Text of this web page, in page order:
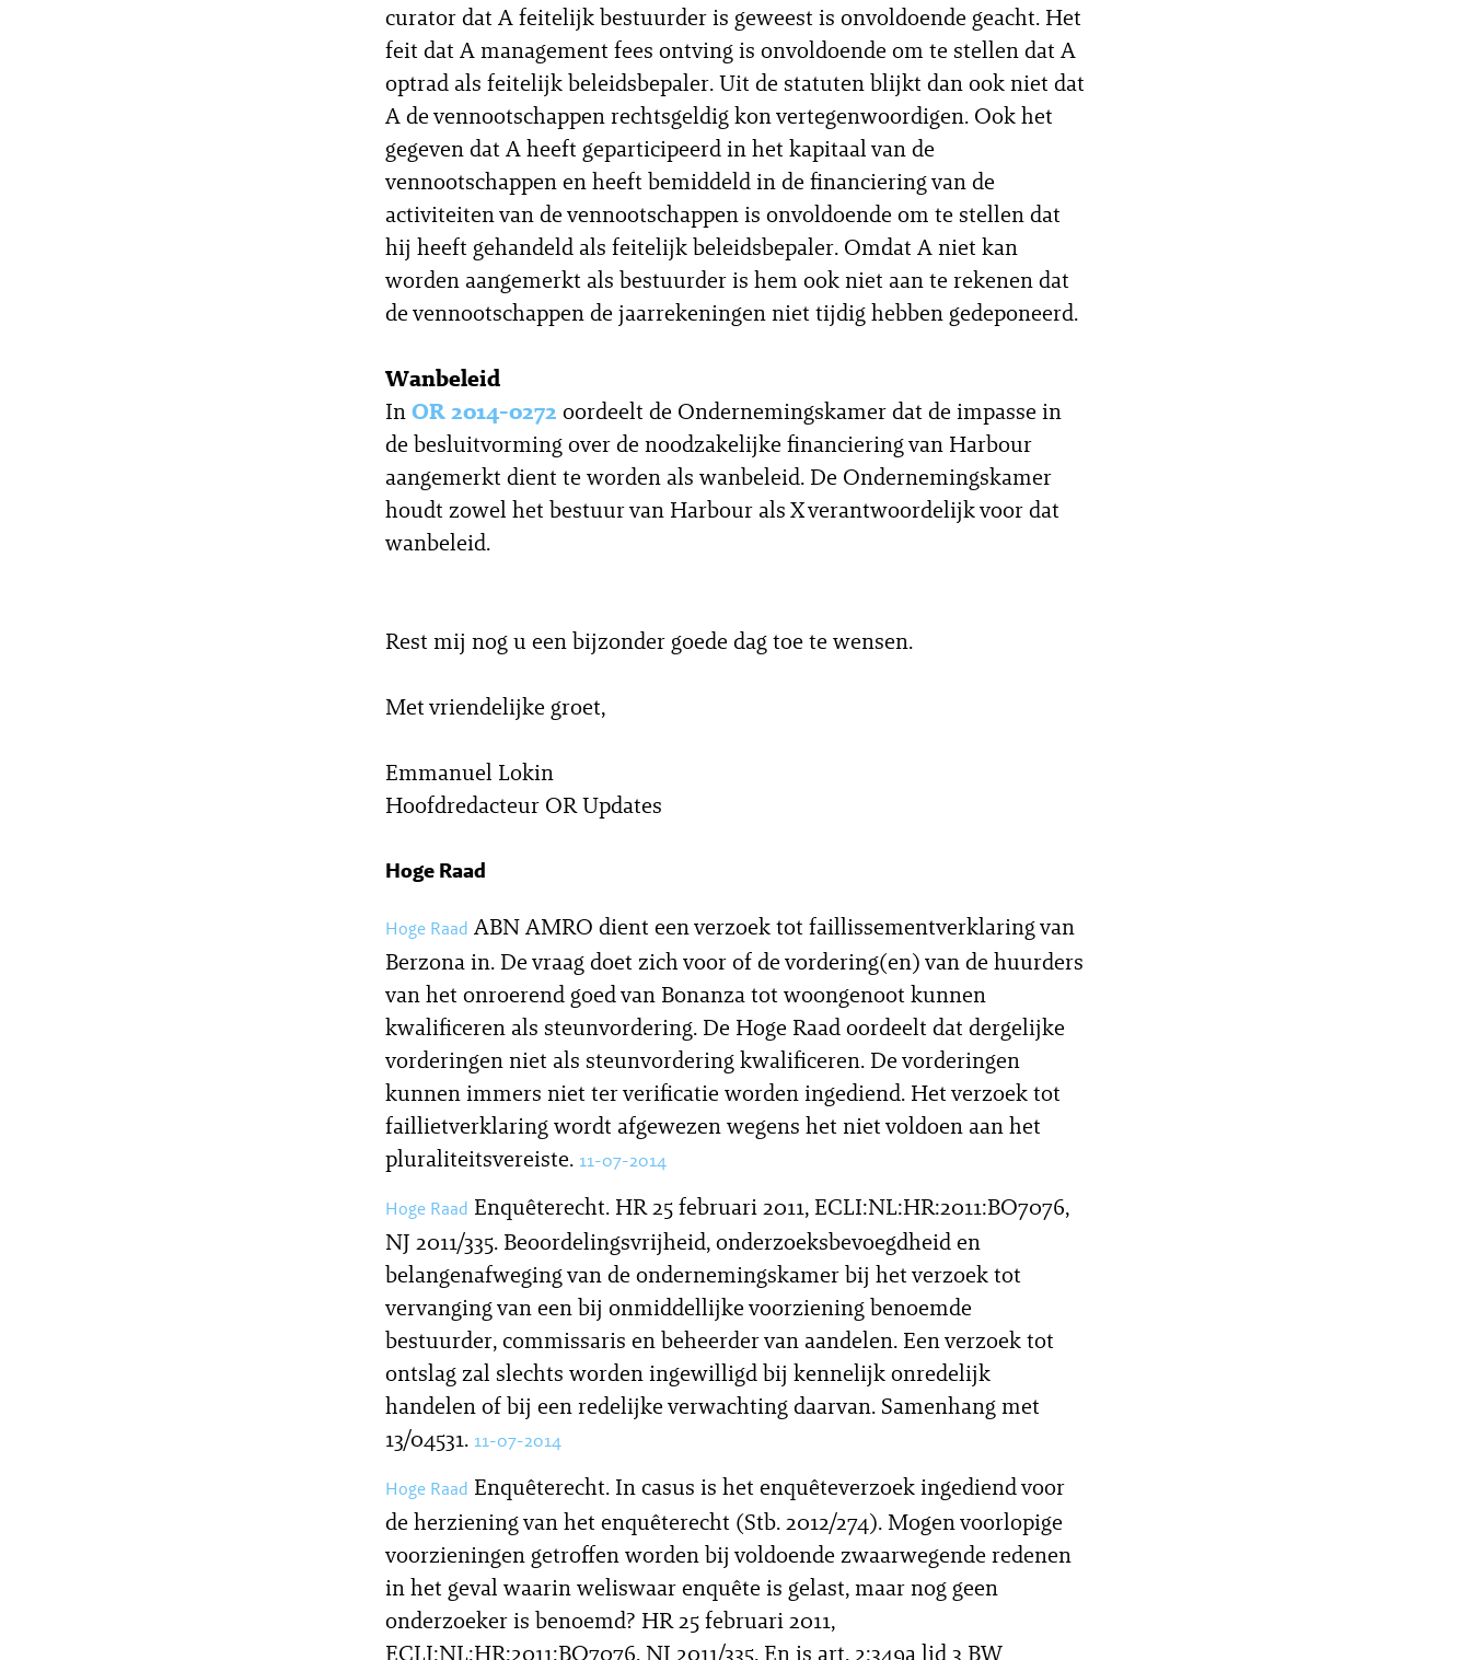
curator dat A feitelijk bestuurder is geweest is onvoldoende geacht. Het
feit dat A management fees ontving is onvoldoende om te stellen dat A
optrad als feitelijk beleidsbepaler. Uit de statuten blijkt dan ook niet dat
A de vennootschappen rechtsgeldig kon vertegenwoordigen. Ook het
gegeven dat A heeft geparticipeerd in het kapitaal van de
vennootschappen en heeft bemiddeld in de financiering van de
activiteiten van de vennootschappen is onvoldoende om te stellen dat
hij heeft gehandeld als feitelijk beleidsbepaler. Omdat A niet kan
worden aangemerkt als bestuurder is hem ook niet aan te rekenen dat
de vennootschappen de jaarrekeningen niet tijdig hebben gedeponeerd.
Wanbeleid
InOR 2014-0272 oordeelt de Ondernemingskamer dat de impasse in
de besluitvorming over de noodzakelijke financiering van Harbour
aangemerkt dient te worden als wanbeleid. De Ondernemingskamer
houdt zowel het bestuur van Harbour als X verantwoordelijk voor dat
wanbeleid.
Rest mij nog u een bijzonder goede dag toe te wensen.
Met vriendelijke groet,
Emmanuel Lokin
Hoofdredacteur OR Updates
Hoge Raad
Hoge Raad ABN AMRO dient een verzoek tot faillissementverklaring van
Berzona in. De vraag doet zich voor of de vordering(en) van de huurders
van het onroerend goed van Bonanza tot woongenoot kunnen
kwalificeren als steunvordering. De Hoge Raad oordeelt dat dergelijke
vorderingen niet als steunvordering kwalificeren. De vorderingen
kunnen immers niet ter verificatie worden ingediend. Het verzoek tot
faillietverklaring wordt afgewezen wegens het niet voldoen aan het
pluraliteitsvereiste. 11-07-2014
Hoge Raad Enquêterecht. HR 25 februari 2011, ECLI:NL:HR:2011:BO7076,
NJ 2011/335. Beoordelingsvrijheid, onderzoeksbevoegdheid en
belangenafweging van de ondernemingskamer bij het verzoek tot
vervanging van een bij onmiddellijke voorziening benoemde
bestuurder, commissaris en beheerder van aandelen. Een verzoek tot
ontslag zal slechts worden ingewilligd bij kennelijk onredelijk
handelen of bij een redelijke verwachting daarvan. Samenhang met
13/04531. 11-07-2014
Hoge Raad Enquêterecht. In casus is het enquêteverzoek ingediend voor
de herziening van het enquêterecht (Stb. 2012/274). Mogen voorlopige
voorzieningen getroffen worden bij voldoende zwaarwegende redenen
in het geval waarin weliswaar enquête is gelast, maar nog geen
onderzoeker is benoemd? HR 25 februari 2011,
ECLI:NL:HR:2011:BO7076, NJ 2011/335. En is art. 2:349a lid 3 BW